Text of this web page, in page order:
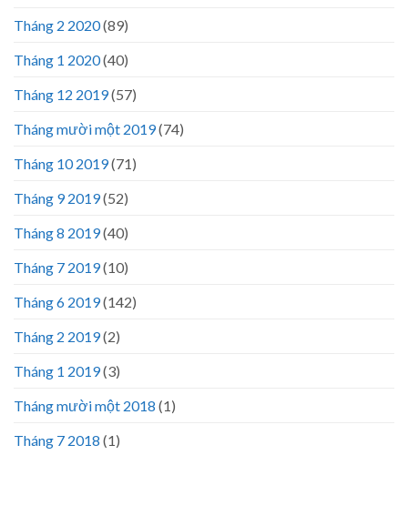
Tháng 2 2020(89)
Tháng 1 2020(40)
Tháng 12 2019(57)
Tháng mười một 2019(74)
Tháng 10 2019(71)
Tháng 9 2019(52)
Tháng 8 2019(40)
Tháng 7 2019(10)
Tháng 6 2019(142)
Tháng 2 2019(2)
Tháng 1 2019(3)
Tháng mười một 2018 (1)
Tháng 7 2018 (1)